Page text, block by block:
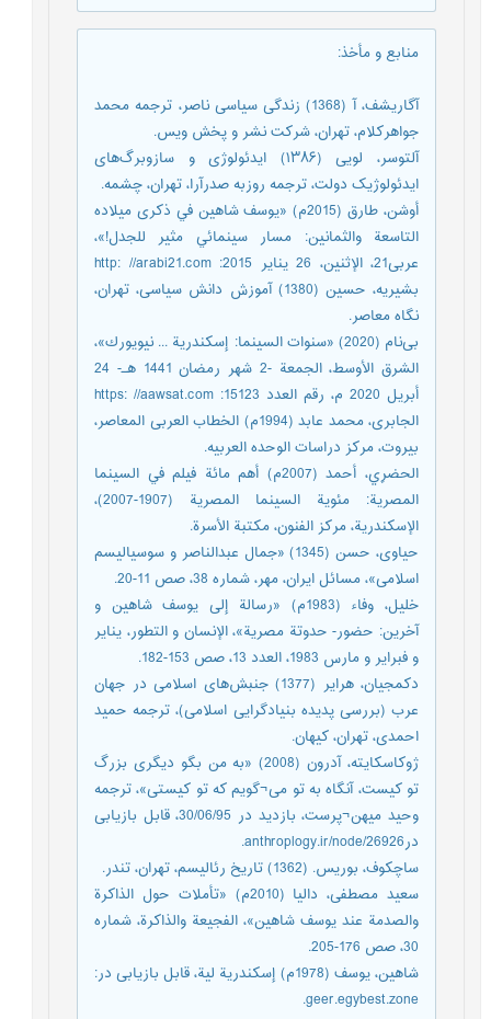
منابع و مأخذ:
آگاریشف، آ (1368) زندگی سیاسی ناصر، ترجمه محمد
جواهرکلام، تهران، شرکت نشر و پخش ویس.
آلتوسر، لویی (۱۳۸۶) ایدئولوژی و سازوبرگ‌های
ایدئولوژیک دولت، ترجمه‌ روزبه صدرآرا، تهران، چشمه.
أوشن، طارق (2015م) «يوسف شاهين في ذكرى ميلاده
التاسعة والثمانين: مسار سينمائي مثير للجدل!»،
عربی21، الإثنين، 26 يناير 2015: http: //arabi21.com
بشیریه، حسین (1380) آموزش دانش سیاسی، تهران،
نگاه معاصر.
بی‌نام (2020) «سنوات السينما: إسكندرية ... نيويورك»،
الشرق الأوسط، الجمعة -2 شهر رمضان 1441 هـ- 24
أبريل 2020 م، رقم العدد 15123: https: //aawsat.com
الجابری، محمد عابد (1994م) الخطاب العربی المعاصر،
بیروت، مركز دراسات الوحده العربیه.
الحضرِي، أحمد (2007م) أهم مائة فيلم في السينما
المصرية: مئوية السينما المصرية (1907-2007)،
الإسكندرية، مركز الفنون، مكتبة الأسرة.
حیاوی، حسن (1345) «جمال عبدالناصر و سوسیالیسم
اسلامی»، مسائل ایران، مهر، شماره 38، صص 11-20.
خلیل، وفاء (1983م) «رسالة إلی یوسف شاهین و
آخرین: حضور- حدوتة مصریة»، الإنسان و التطور، ینایر
و فبرایر و مارس 1983، العدد 13، ‎صص 153-182.
دکمجیان، هرایر (1377) جنبش‌های اسلامی در جهان
عرب (بررسی پدیده بنیادگرایی اسلامی)، ترجمه حمید
احمدی، تهران، کیهان.
ژوکاسکایته، آدرون (2008) «به من بگو دیگری بزرگ
تو کیست، آنگاه به تو می¬گویم که تو کیستی»، ترجمه
وحید میهن¬پرست، بازدید در 30/06/95، قابل بازیابی
درanthroplogy.ir/node/26926.
ساچکوف، بوریس. (1362) تاریخ رئالیسم، تهران، تندر.
سعید مصطفی، دالیا (2010م) «تأملات حول الذاكرة
والصدمة عند يوسف شاهين»، الفجيعة والذاكرة، شماره
30، صص 176-205.
شاهین، یوسف (1978م) إسکندرية لية، قابل بازیابی در:
geer.egybest.zone.